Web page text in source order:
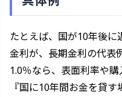
たとえば、国が10年後
金利が、長期金利の代表
1.0％なら、表面利率や購
『国に10年間お金を貸